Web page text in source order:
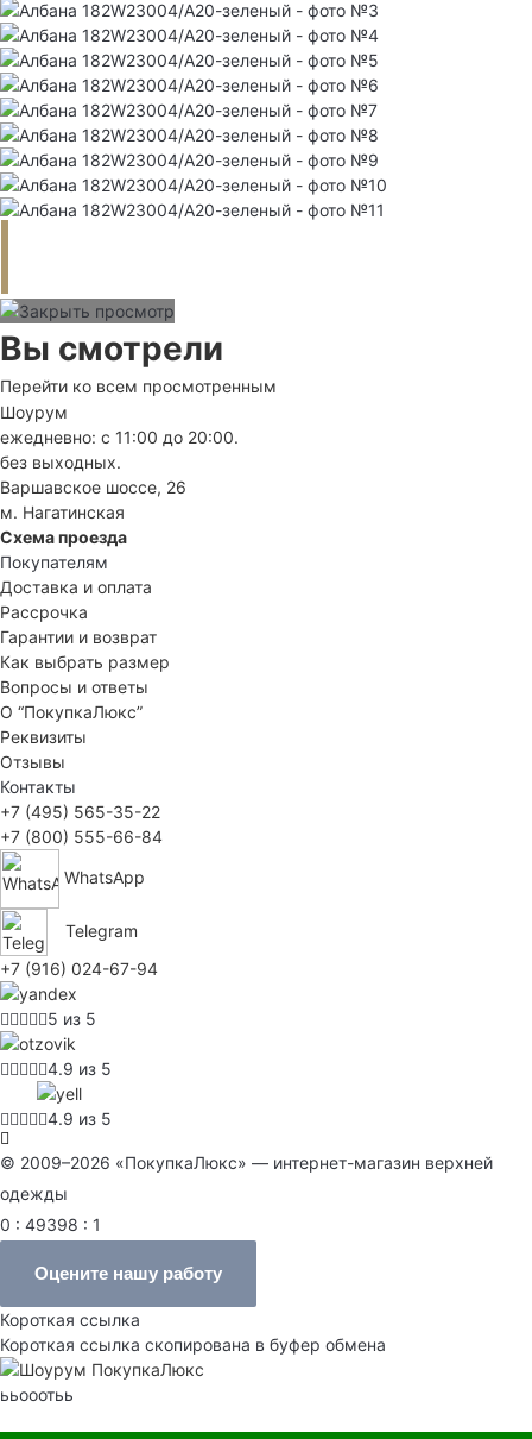
Вы смотрели
Перейти ко всем просмотренным
Шоурум
ежедневно: с 11:00 до 20:00.
без выходных.
Варшавское шоссе, 26
м. Нагатинская
Схема проезда
Покупателям
Доставка и оплата
Рассрочка
Гарантии и возврат
Как выбрать размер
Вопросы и ответы
О “ПокупкаЛюкс”
Реквизиты
Отзывы
Контакты
+7 (495) 565-35-22
+7 (800) 555-66-84
WhatsApp
Telegram
+7 (916) 024-67-94
5 из 5
4.9 из 5
4.9 из 5
© 2009–2026 «ПокупкаЛюкс» — интернет-магазин верхней
одежды
0 : 49398 : 1
Оцените нашу работу
Короткая ссылка
Короткая ссылка скопирована в буфер обмена
ььооотьь